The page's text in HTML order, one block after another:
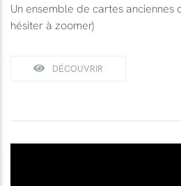
Un ensemble de cartes anciennes
hésiter à zoomer)
DÉCOUVRIR